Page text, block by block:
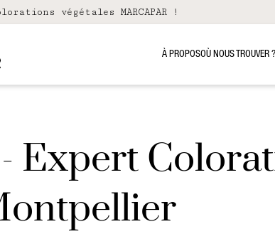
végétales MARCAPAR !
À PROPOSOÙ NOUS TROUVER
Expert